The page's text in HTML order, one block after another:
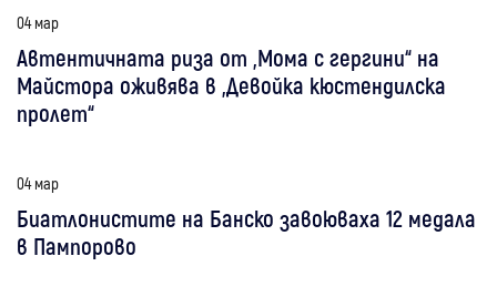
04 мар
Автентичната риза от „Мома с гергини“ на
Майстора оживява в „Девойка кюстендилска
пролет“
04 мар
Биатлонистите на Банско завоюваха 12 медала
в Пампорово